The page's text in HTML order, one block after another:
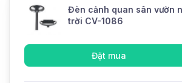
Đèn cảnh quan sân vườn
trời CV-1086
Đặt mua